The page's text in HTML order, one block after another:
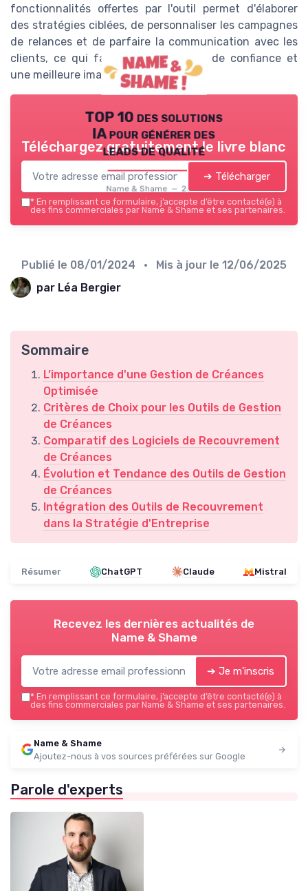
fonctionnalités offertes par l'outil permet d'élaborer
des stratégies ciblées, de personnaliser les campagnes
de relances et de parfaire la communication avec les
clients, ce qui favorise une relation de confiance et
une meilleure image de l'entreprise.
TOP 10 des solutions
IA pour générer des
leads de qualité
Name & Shame — 2026
Téléchargez gratuitement le livre blanc
➔ Télécharger
* En remplissant ce formulaire, j’accepte d’être contacté(e) à
des fins commerciales par Name & Shame et ses partenaires.
Publié le 08/01/2024 • Mis à jour le 12/06/2025
par Léa Bergier
Sommaire
L’importance d'une Gestion de Créances
Optimisée
Critères de Choix pour les Outils de Gestion
de Créances
Comparatif des Logiciels de Recouvrement
de Créances
Évolution et Tendance des Outils de Gestion
de Créances
Intégration des Outils de Recouvrement
dans la Stratégie d'Entreprise
Résumer ChatGPT Claude Mistral
Recevez les dernières actualités de
Name & Shame
➔ Je m'inscris
* En remplissant ce formulaire, j’accepte d’être contacté(e) à
des fins commerciales par Name & Shame et ses partenaires.
Name & Shame
Ajoutez-nous à vos sources préférées sur Google
Parole d'experts